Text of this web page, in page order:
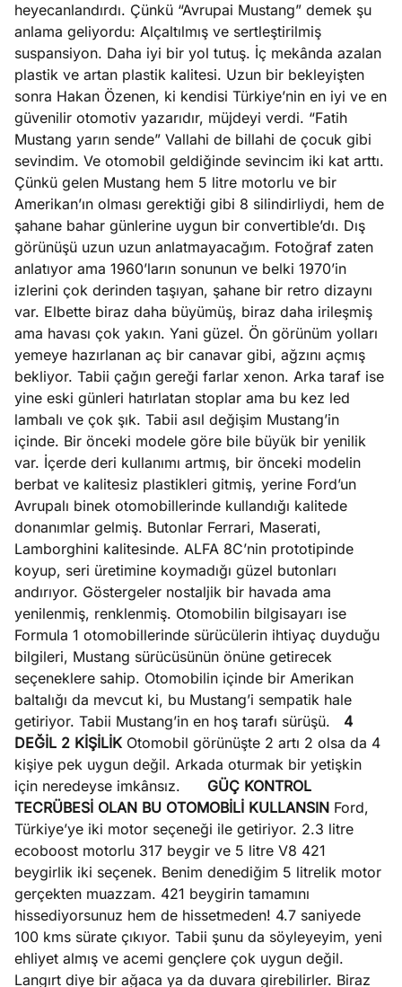
heyecanlandırdı. Çünkü “Avrupai Mustang” demek şu
anlama geliyordu: Alçaltılmış ve sertleştirilmiş
suspansiyon. Daha iyi bir yol tutuş. İç mekânda azalan
plastik ve artan plastik kalitesi. Uzun bir bekleyişten
sonra Hakan Özenen, ki kendisi Türkiye’nin en iyi ve en
güvenilir otomotiv yazarıdır, müjdeyi verdi. “Fatih
Mustang yarın sende” Vallahi de billahi de çocuk gibi
sevindim. Ve otomobil geldiğinde sevincim iki kat arttı.
Çünkü gelen Mustang hem 5 litre motorlu ve bir
Amerikan’ın olması gerektiği gibi 8 silindirliydi, hem de
şahane bahar günlerine uygun bir convertible’dı. Dış
görünüşü uzun uzun anlatmayacağım. Fotoğraf zaten
anlatıyor ama 1960’ların sonunun ve belki 1970’in
izlerini çok derinden taşıyan, şahane bir retro dizaynı
var. Elbette biraz daha büyümüş, biraz daha irileşmiş
ama havası çok yakın. Yani güzel. Ön görünüm yolları
yemeye hazırlanan aç bir canavar gibi, ağzını açmış
bekliyor. Tabii çağın gereği farlar xenon. Arka taraf ise
yine eski günleri hatırlatan stoplar ama bu kez led
lambalı ve çok şık. Tabii asıl değişim Mustang’in
içinde. Bir önceki modele göre bile büyük bir yenilik
var. İçerde deri kullanımı artmış, bir önceki modelin
berbat ve kalitesiz plastikleri gitmiş, yerine Ford’un
Avrupalı binek otomobillerinde kullandığı kalitede
donanımlar gelmiş. Butonlar Ferrari, Maserati,
Lamborghini kalitesinde. ALFA 8C’nin prototipinde
koyup, seri üretimine koymadığı güzel butonları
andırıyor. Göstergeler nostaljik bir havada ama
yenilenmiş, renklenmiş. Otomobilin bilgisayarı ise
Formula 1 otomobillerinde sürücülerin ihtiyaç duyduğu
bilgileri, Mustang sürücüsünün önüne getirecek
seçeneklere sahip. Otomobilin içinde bir Amerikan
baltalığı da mevcut ki, bu Mustang’i sempatik hale
getiriyor. Tabii Mustang’in en hoş tarafı sürüşü. 4
DEĞİL 2 KİŞİLİK Otomobil görünüşte 2 artı 2 olsa da 4
kişiye pek uygun değil. Arkada oturmak bir yetişkin
için neredeyse imkânsız.
GÜÇ KONTROL
TECRÜBESİ OLAN BU OTOMOBİLİ KULLANSIN Ford,
Türkiye’ye iki motor seçeneği ile getiriyor. 2.3 litre
ecoboost motorlu 317 beygir ve 5 litre V8 421
beygirlik iki seçenek. Benim denediğim 5 litrelik motor
gerçekten muazzam. 421 beygirin tamamını
hissediyorsunuz hem de hissetmeden! 4.7 saniyede
100 kms sürate çıkıyor. Tabii şunu da söyleyeyim, yeni
ehliyet almış ve acemi gençlere çok uygun değil.
Langırt diye bir ağaca ya da duvara girebilirler. Biraz